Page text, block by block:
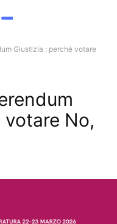
Giustizia : perché votare
No,